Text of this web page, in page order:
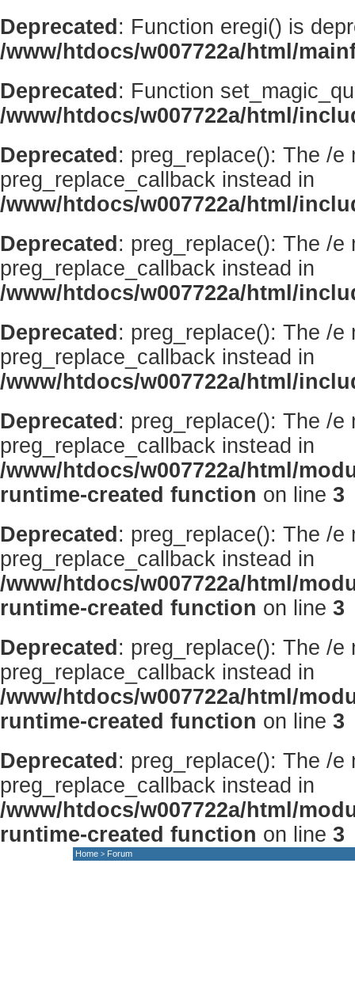
Deprecated : Function eregi() is
/www/htdocs/w007722a/html/
Deprecated : Function
/www/htdocs/w007722a/html/
Deprecated : preg_replace(): The /
preg_replace_callback instead in
/www/htdocs/w007722a/html/
Deprecated : preg_replace(): The /
preg_replace_callback instead in
/www/htdocs/w007722a/html/
Deprecated : preg_replace(): The /
preg_replace_callback instead in
/www/htdocs/w007722a/html/
Deprecated : preg_replace(): The /
preg_replace_callback instead in
/www/htdocs/w007722a/html/
runtime-created function on line 3
Deprecated : preg_replace(): The /
preg_replace_callback instead in
/www/htdocs/w007722a/html/
runtime-created function on line 3
Deprecated : preg_replace(): The /
preg_replace_callback instead in
/www/htdocs/w007722a/html/
runtime-created function on line 3
Deprecated : preg_replace(): The /
preg_replace_callback instead in
/www/htdocs/w007722a/html/
runtime-created function on line 3
Home> Forum